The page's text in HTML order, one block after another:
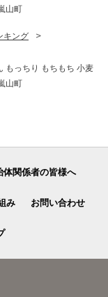
山町
キング
もっちり もちもち 小麦
山町
体関係者の皆様へ
み お問い合わせ